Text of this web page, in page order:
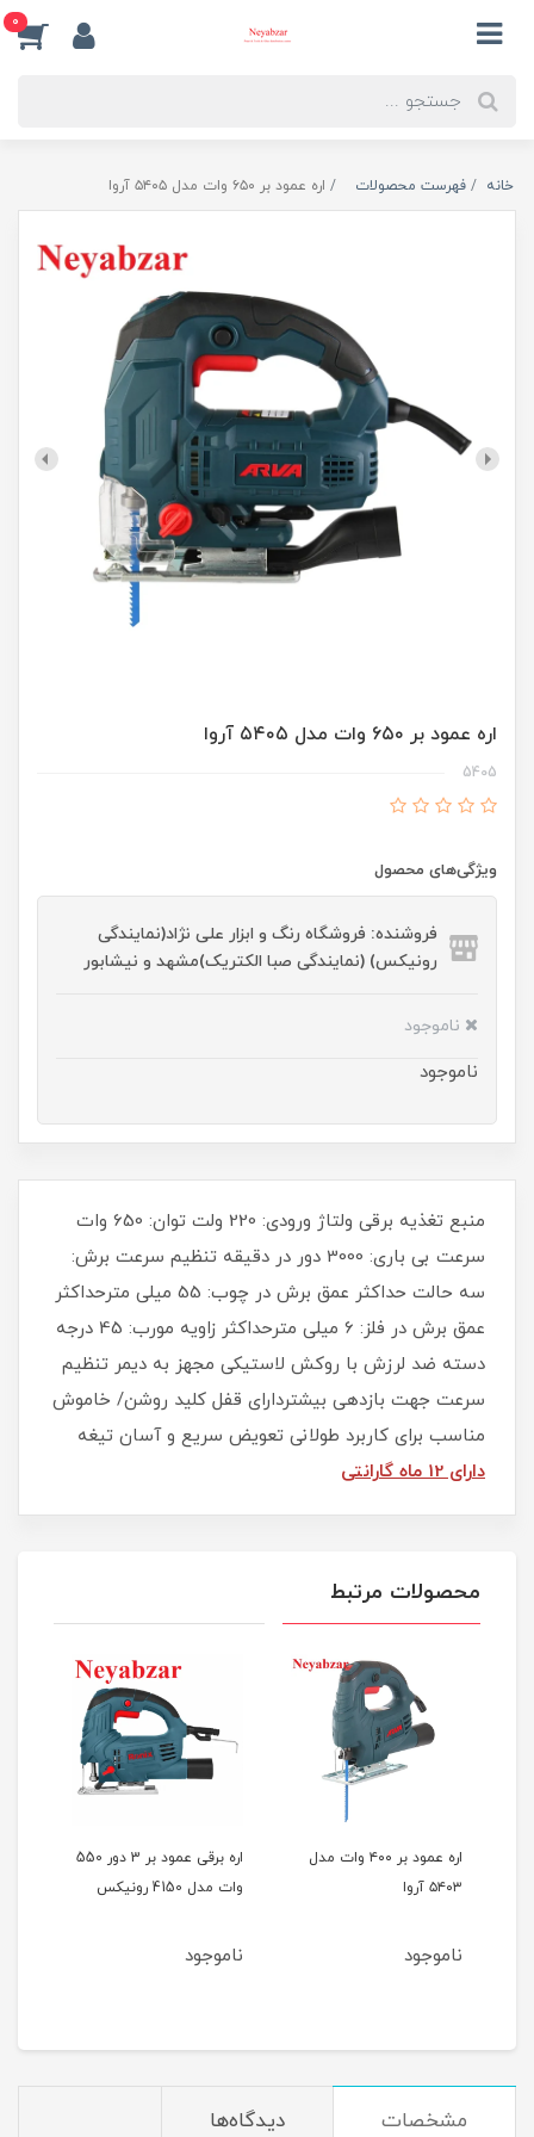
0
خانه فهرست محصولات اره عمود بر ۶۵۰ وات مدل ۵۴۰۵ آروا
اره عمود بر ۶۵۰ وات مدل ۵۴۰۵ آروا
5405
ویژگی‌های محصول
فروشنده: فروشگاه رنگ و ابزار علی نژاد(نمایندگی
رونیکس) (نمایندگی صبا الکتریک)مشهد و نیشابور
ناموجود
ناموجود
منبع تغذیه برقی ولتاژ ورودی: 220 ولت توان: 650 وات
سرعت بی باری: 3000 دور در دقیقه تنظیم سرعت برش:
سه حالت حداکثر عمق برش در چوب: 55 میلی مترحداکثر
عمق برش در فلز: 6 میلی مترحداکثر زاویه مورب: 45 درجه
دسته ضد لرزش با روکش لاستیکی مجهز به دیمر تنظیم
سرعت جهت بازدهی بیشتردارای قفل کلید روشن/ خاموش
مناسب برای کاربرد طولانی تعویض سریع و آسان تیغه
دارای 12 ماه گارانتی
محصولات مرتبط
اره عمود بر ۴۰۰ وات مدل
۵۴۰۳ آروا
ناموجود
اره برقی عمود بر 3 دور 550
وات مدل 4150 رونیکس
ناموجود
مشخصات دیدگاه‌ها